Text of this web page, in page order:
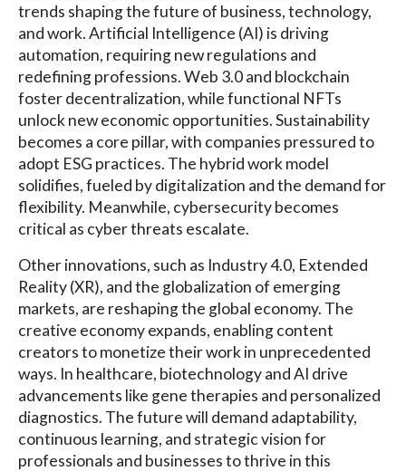
trends shaping the future of business, technology,
and work. Artificial Intelligence (AI) is driving
automation, requiring new regulations and
redefining professions. Web 3.0 and blockchain
foster decentralization, while functional NFTs
unlock new economic opportunities. Sustainability
becomes a core pillar, with companies pressured to
adopt ESG practices. The hybrid work model
solidifies, fueled by digitalization and the demand for
flexibility. Meanwhile, cybersecurity becomes
critical as cyber threats escalate.
Other innovations, such as Industry 4.0, Extended
Reality (XR), and the globalization of emerging
markets, are reshaping the global economy. The
creative economy expands, enabling content
creators to monetize their work in unprecedented
ways. In healthcare, biotechnology and AI drive
advancements like gene therapies and personalized
diagnostics. The future will demand adaptability,
continuous learning, and strategic vision for
professionals and businesses to thrive in this